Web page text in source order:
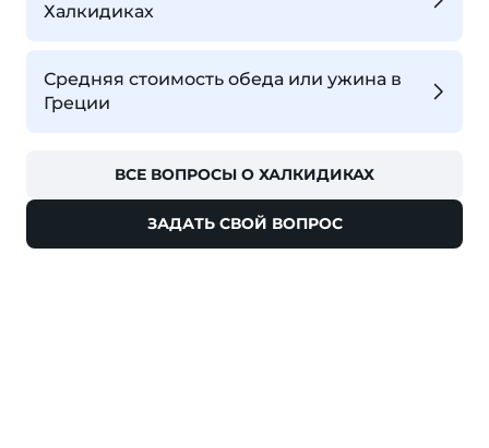
Халкидиках
Средняя стоимость обеда или ужина в
Греции
ВСЕ ВОПРОСЫ О ХАЛКИДИКАХ
ЗАДАТЬ СВОЙ ВОПРОС